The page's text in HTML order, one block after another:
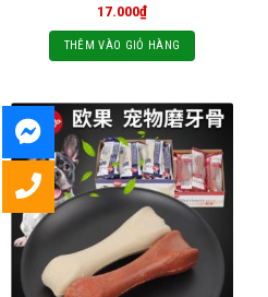
17.000₫
THÊM VÀO GIỎ HÀNG